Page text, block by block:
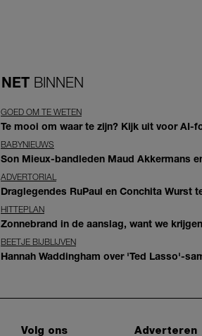
NET BINNEN
GOED OM TE WETEN
Te mooi om waar te zijn? Kijk uit voor
BABYNIEUWS
Son Mieux-bandleden Maud Akkermans
ADVERTORIAL
Draglegendes RuPaul en Conchita Wurst
HITTEPLAN
Zonnebrand in de aanslag, want we
BEETJE BIJBLIJVEN
Hannah Waddingham over 'Ted Lasso'-
Volg ons Adverteren